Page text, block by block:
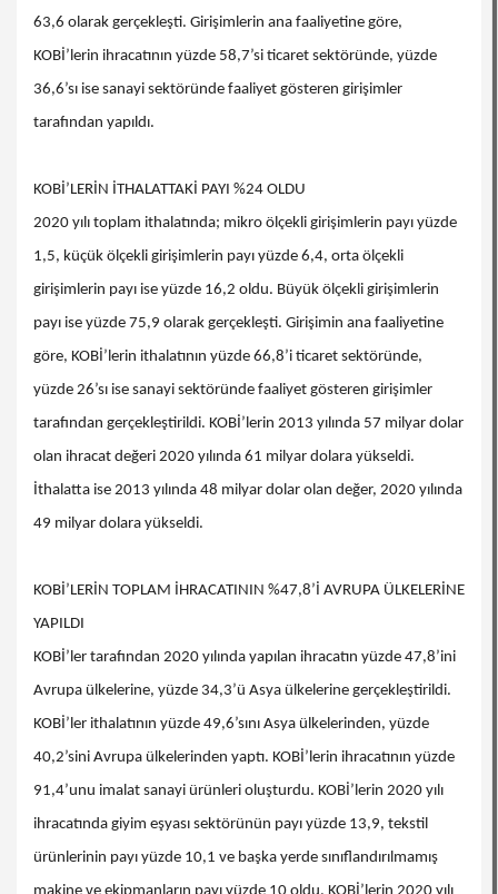
63,6 olarak gerçekleşti. Girişimlerin ana faaliyetine göre,
KOBİ’lerin ihracatının yüzde 58,7’si ticaret sektöründe, yüzde
36,6’sı ise sanayi sektöründe faaliyet gösteren girişimler
tarafından yapıldı.
KOBİ’LERİN İTHALATTAKİ PAYI %24 OLDU
2020 yılı toplam ithalatında; mikro ölçekli girişimlerin payı yüzde
1,5, küçük ölçekli girişimlerin payı yüzde 6,4, orta ölçekli
girişimlerin payı ise yüzde 16,2 oldu. Büyük ölçekli girişimlerin
payı ise yüzde 75,9 olarak gerçekleşti. Girişimin ana faaliyetine
göre, KOBİ’lerin ithalatının yüzde 66,8’i ticaret sektöründe,
yüzde 26’sı ise sanayi sektöründe faaliyet gösteren girişimler
tarafından gerçekleştirildi. KOBİ’lerin 2013 yılında 57 milyar dolar
olan ihracat değeri 2020 yılında 61 milyar dolara yükseldi.
İthalatta ise 2013 yılında 48 milyar dolar olan değer, 2020 yılında
49 milyar dolara yükseldi.
KOBİ’LERİN TOPLAM İHRACATININ %47,8’İ AVRUPA ÜLKELERİNE
YAPILDI
KOBİ’ler tarafından 2020 yılında yapılan ihracatın yüzde 47,8’ini
Avrupa ülkelerine, yüzde 34,3’ü Asya ülkelerine gerçekleştirildi.
KOBİ’ler ithalatının yüzde 49,6’sını Asya ülkelerinden, yüzde
40,2’sini Avrupa ülkelerinden yaptı. KOBİ’lerin ihracatının yüzde
91,4’unu imalat sanayi ürünleri oluşturdu. KOBİ’lerin 2020 yılı
ihracatında giyim eşyası sektörünün payı yüzde 13,9, tekstil
ürünlerinin payı yüzde 10,1 ve başka yerde sınıflandırılmamış